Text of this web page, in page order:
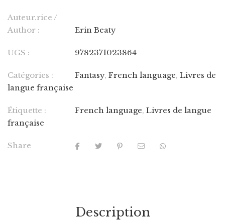
Auteur.rice /
Author :
Erin Beaty
UGS : 9782371023864
Catégories : Fantasy, French language, Livres de
langue française
Étiquette : French language, Livres de langue
française
Share
Description